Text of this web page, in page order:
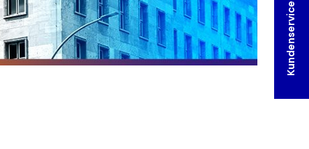
Kundenservice